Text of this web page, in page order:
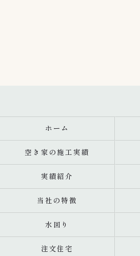
ホーム
空き家の施工実績
実績紹介
当社の特徴
水回り
注文住宅